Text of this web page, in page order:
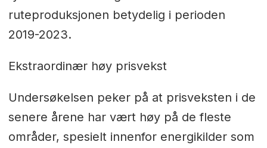
ruteproduksjonen betydelig i perioden
2019-2023.
Ekstraordinær høy prisvekst
Undersøkelsen peker på at prisveksten i de
senere årene har vært høy på de fleste
områder, spesielt innenfor energikilder som